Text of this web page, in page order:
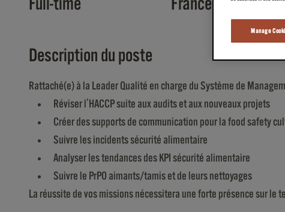
Full-time
France
Description du poste
Rattaché(e) à la Leader Qualité en charge du Système de
Réviser l'HACCP suite aux audits et aux nouveaux projets
Créer des supports de communication pour la food safety
Suivre les incidents sécurité alimentaire
Analyser les tendances des KPI sécurité alimentaire
Suivre le PrPO aimants/tamis et de leurs nettoyages
La réussite de vos missions nécessitera une forte présence sur le
Manage